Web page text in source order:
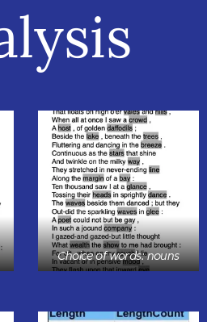
Choice of words: nouns